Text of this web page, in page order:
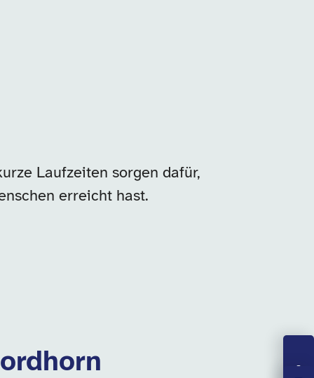
Laufzeiten sorgen dafür,
erreicht hast.